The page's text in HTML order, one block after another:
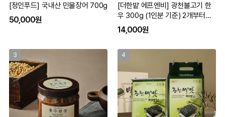
[정인푸드] 국내산 민물장어 700g
50,000원
[더한밭 에프엔비] 광천불고기 한
우 300g (1인분 기준) 2개부터구
입가능
14,000원
3 4